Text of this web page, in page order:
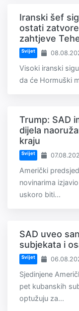
Iranski šef
ostati
zahtjeve
Svijet
Visoki iranski
da će Hormuški
Trump: SAD
dijela
kraju
Svijet
Američki
novinarima
uskoro biti...
SAD uveo
subjekata i
Svijet
Sjedinjene
pet kubanskih
optužuju za...